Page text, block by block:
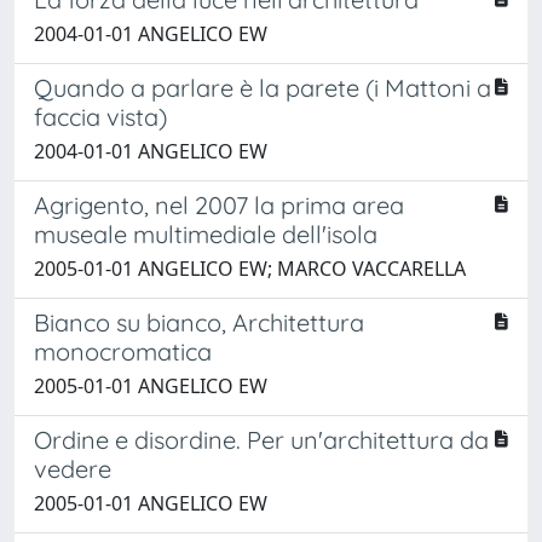
2004-01-01 ANGELICO EW
Quando a parlare è la parete (i Mattoni a
faccia vista)
2004-01-01 ANGELICO EW
Agrigento, nel 2007 la prima area
museale multimediale dell'isola
2005-01-01 ANGELICO EW; MARCO VACCARELLA
Bianco su bianco, Architettura
monocromatica
2005-01-01 ANGELICO EW
Ordine e disordine. Per un'architettura da
vedere
2005-01-01 ANGELICO EW